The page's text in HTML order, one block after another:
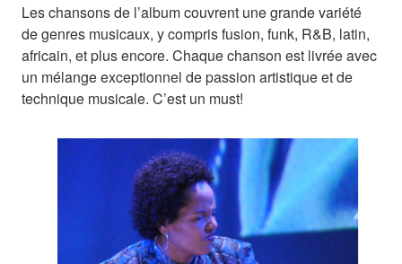
Les chansons de l’album couvrent une grande variété
de genres musicaux, y compris fusion, funk, R&B, latin,
africain, et plus encore. Chaque chanson est livrée avec
un mélange exceptionnel de passion artistique et de
technique musicale. C’est un must!